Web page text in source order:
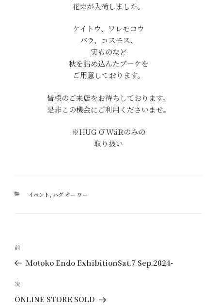
花束が入荷しました。
ケイトウ、ワレモコウ
バラ、コスモス、
実ものなど
秋を詰め込んたブーケを
ご用意しております。
皆様のご来店をお待ちしております。
是非この機会にご利用くださいませ。
※HUG Ō WäRのみの
取り扱い
カ
イベント ハグ オー ワー
投
ナ
ビ
ゲ
過
去
投
稿
前
Motoko Endo ExhibitionSat.7 Sep.2024-
次
の
次
ONLINE STORE SOLD